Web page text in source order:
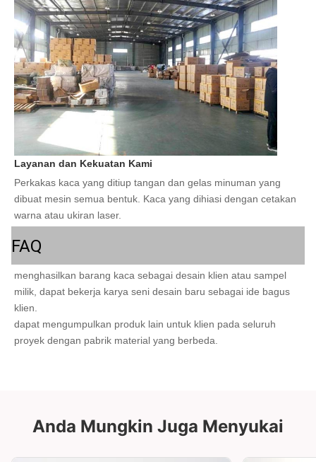
Layanan dan Kekuatan Kami
Perkakas kaca yang ditiup tangan dan gelas minuman yang
dibuat mesin semua bentuk. Kaca yang dihiasi dengan cetakan
warna atau ukiran laser.
FAQ
menghasilkan barang kaca sebagai desain klien atau sampel
milik, dapat bekerja karya seni desain baru sebagai ide bagus
klien.
dapat mengumpulkan produk lain untuk klien pada seluruh
proyek dengan pabrik material yang berbeda.
Anda Mungkin Juga Menyukai